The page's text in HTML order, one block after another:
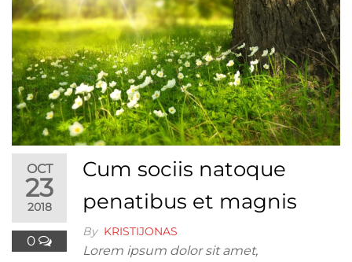
OCT
23
2018
0
Cum sociis natoque
penatibus et magnis
By KRISTIJONAS
Lorem ipsum dolor sit amet,